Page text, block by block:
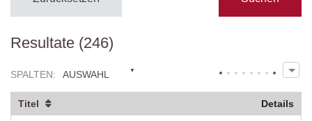
Resultate (246)
SPALTEN: AUSWAHL
Titel Details